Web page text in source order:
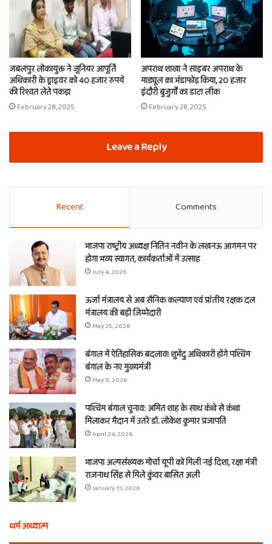
जबलपुर लोकायुक्त ने जूनियर आपूर्ति
अधिकारी के ड्राइवर को 40 हजार रुपये
की रिश्वत लेते पकड़ा
February 28, 2025
अपराध शाखा ने साइबर अपराध के
माड्यूल का भंडाफोड़ किया, 20 हजार
इंदौरी बुजुर्गों का डाटा लीक
February 28, 2025
Leave a Reply
Recent Comments
भाजपा राष्ट्रीय अध्यक्ष नितिन नवीन के लखनऊ आगमन पर
होगा भव्य स्वागत, कार्यकर्ताओं में उत्साह
July 4, 2026
ऊर्जा मंत्रालय से अब सैनिक कल्याण एवं प्रांतीय रक्षक दल
मंत्रालय की बड़ी जिम्मेदारी
May 25, 2026
बंगाल में ऐतिहासिक बदलाव! शुभेंदु अधिकारी होंगे पश्चिम
बंगाल के नए मुख्यमंत्री
May 8, 2026
पश्चिम बंगाल चुनाव: अमित शाह के साथ कंधे से कंधा
मिलाकर मैदान में उतरे डॉ. लोकेश कुमार प्रजापति
April 24, 2026
भाजपा अल्पसंख्यक मोर्चा यूपी को मिली नई दिशा, रक्षा मंत्री
राजनाथ सिंह से मिले कुंवर बासित अली
January 31, 2026
धर्म अध्यात्म